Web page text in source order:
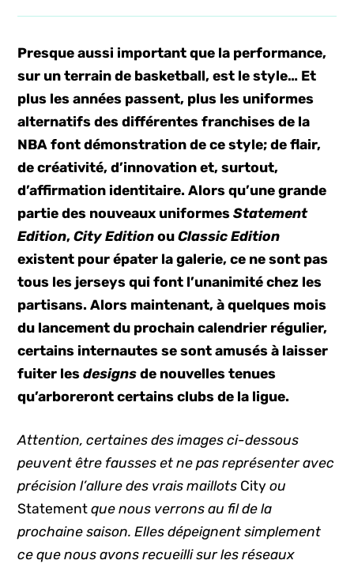
Presque aussi important que la performance,
sur un terrain de basketball, est le style… Et
plus les années passent, plus les uniformes
alternatifs des différentes franchises de la
NBA font démonstration de ce style; de flair,
de créativité, d’innovation et, surtout,
d’affirmation identitaire. Alors qu’une grande
partie des nouveaux uniformesStatement
Edition,City Edition ouClassic Edition
existent pour épater la galerie, ce ne sont pas
tous les jerseys qui font l’unanimité chez les
partisans. Alors maintenant, à quelques mois
du lancement du prochain calendrier régulier,
certains internautes se sont amusés à laisser
fuiter lesdesigns de nouvelles tenues
qu’arboreront certains clubs de la ligue.
Attention, certaines des images ci-dessous
peuvent être fausses et ne pas représenter avec
précision l’allure des vrais maillots City ou
Statement que nous verrons au fil de la
prochaine saison. Elles dépeignent simplement
ce que nous avons recueilli sur les réseaux